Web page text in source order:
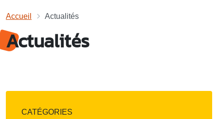
Accueil Actualités
Actualités
CATÉGORIES